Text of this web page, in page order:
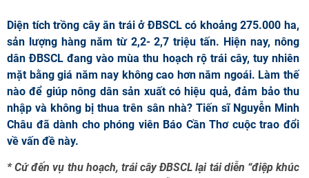
Diện tích trồng cây ăn trái ở ĐBSCL có khoảng 275.000 ha,
sản lượng hàng năm từ 2,2- 2,7 triệu tấn. Hiện nay, nông
dân ĐBSCL đang vào mùa thu hoạch rộ trái cây, tuy nhiên
mặt bằng giá năm nay không cao hơn năm ngoái. Làm thế
nào để giúp nông dân sản xuất có hiệu quả, đảm bảo thu
nhập và không bị thua trên sân nhà? Tiến sĩ Nguyễn Minh
Châu đã dành cho phóng viên Báo Cần Thơ cuộc trao đổi
về vấn đề này.
* Cứ đến vụ thu hoạch, trái cây ĐBSCL lại tái diễn “điệp khúc